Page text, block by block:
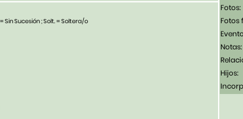
Fotos:
Fotos
Notas:
Hijos:
Sin Sucesión ; Solt. = Soltera/o